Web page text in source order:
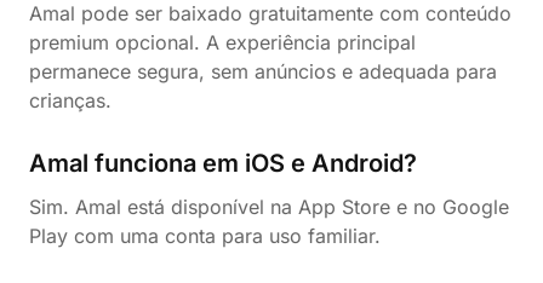
Amal pode ser baixado gratuitamente com conteúdo
premium opcional. A experiência principal
permanece segura, sem anúncios e adequada para
crianças.
Amal funciona em iOS e Android?
Sim. Amal está disponível na App Store e no Google
Play com uma conta para uso familiar.